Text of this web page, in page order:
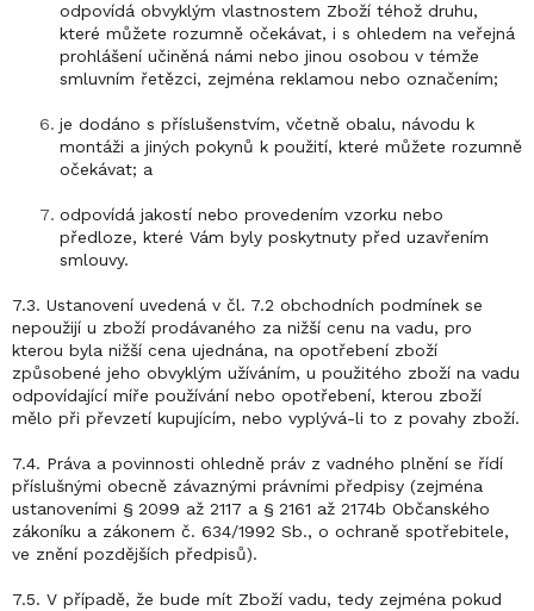
odpovídá obvyklým vlastnostem Zboží téhož druhu,
které můžete rozumně očekávat, i s ohledem na veřejná
prohlášení učiněná námi nebo jinou osobou v témže
smluvním řetězci, zejména reklamou nebo označením;
je dodáno s příslušenstvím, včetně obalu, návodu k
montáži a jiných pokynů k použití, které můžete rozumně
očekávat; a
odpovídá jakostí nebo provedením vzorku nebo
předloze, které Vám byly poskytnuty před uzavřením
smlouvy.
7.3. Ustanovení uvedená v čl. 7.2 obchodních podmínek se
nepoužijí u zboží prodávaného za nižší cenu na vadu, pro
kterou byla nižší cena ujednána, na opotřebení zboží
způsobené jeho obvyklým užíváním, u použitého zboží na vadu
odpovídající míře používání nebo opotřebení, kterou zboží
mělo při převzetí kupujícím, nebo vyplývá-li to z povahy zboží.
7.4. Práva a povinnosti ohledně práv z vadného plnění se řídí
příslušnými obecně závaznými právními předpisy (zejména
ustanoveními § 2099 až 2117 a § 2161 až 2174b Občanského
zákoníku a zákonem č. 634/1992 Sb., o ochraně spotřebitele,
ve znění pozdějších předpisů).
7.5. V případě, že bude mít Zboží vadu, tedy zejména pokud